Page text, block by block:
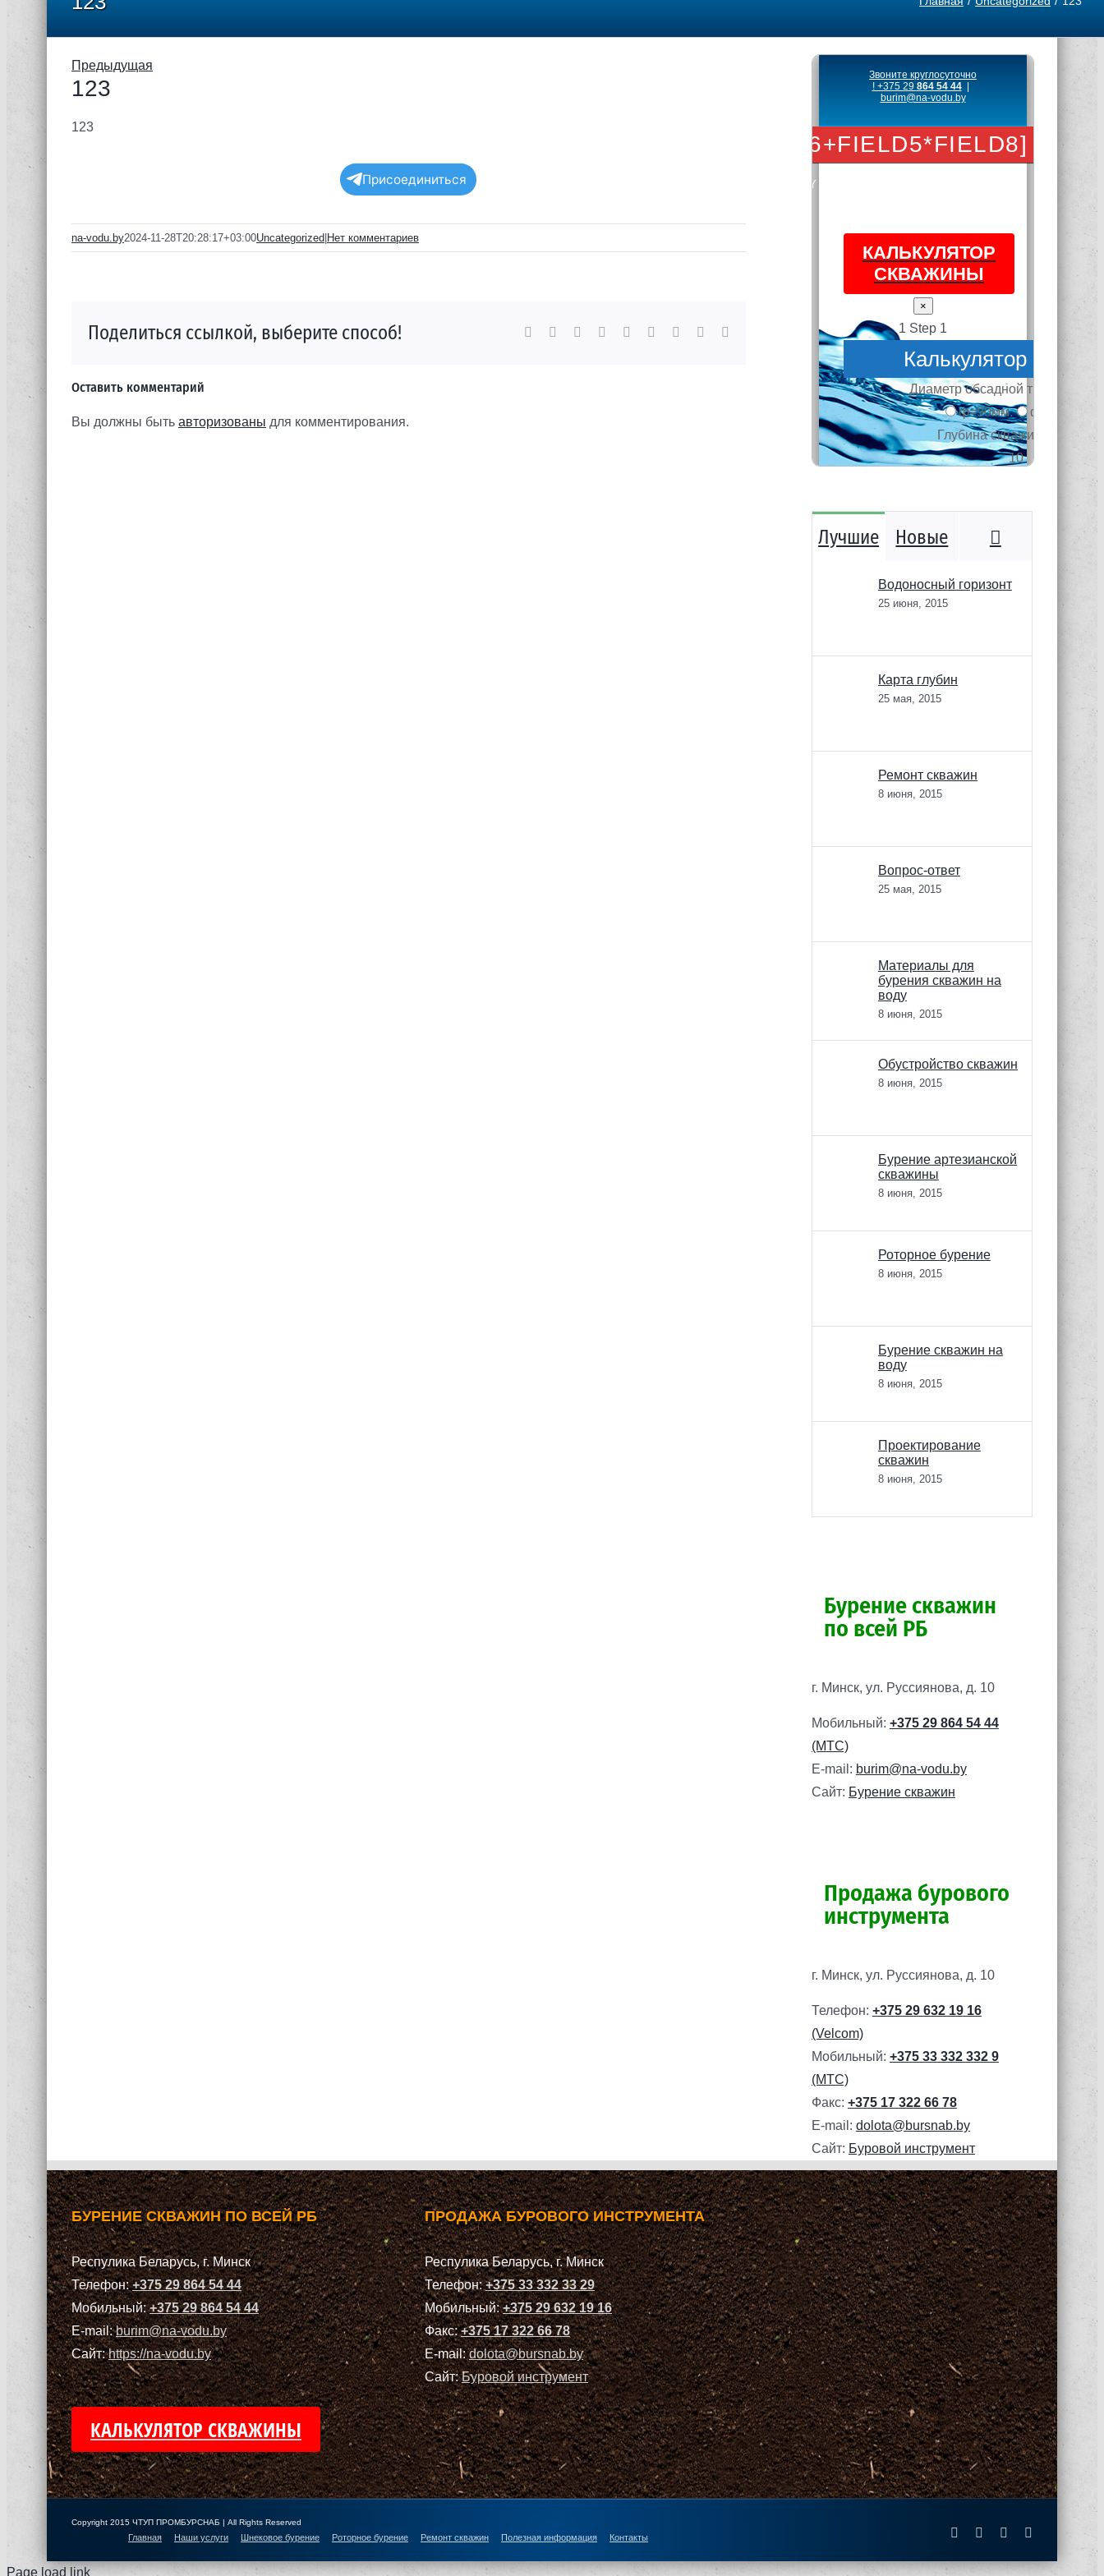
Предыдущая
123
123
Присоединиться
na-vodu.by2024-11-28T20:28:17+03:00Uncategorized|Нет комментариев
Поделиться ссылкой, выберите способ! Facebook Reddit LinkedInWhatsApp
TumblrPinterest
Оставить комментарий
Вы должны быть авторизованы для комментирования.
Лучшие Новые
Водоносный горизонт
25 июня, 2015
Карта глубин
25 мая, 2015
Ремонт скважин
8 июня, 2015
Вопрос-ответ
25 мая, 2015
Материалы для
бурения скважин на
воду
8 июня, 2015
Обустройство скважин
8 июня, 2015
Бурение артезианской
скважины
8 июня, 2015
Роторное бурение
8 июня, 2015
Бурение скважин на
воду
8 июня, 2015
Проектирование
скважин
8 июня, 2015
Бурение скважин
по всей РБ
г. Минск, ул. Руссиянова, д. 10
Мобильный: +375 29 864 54 44
(МТС)
E-mail: burim@na-vodu.by
Сайт: Бурение скважин
Продажа бурового
инструмента
г. Минск, ул. Руссиянова, д. 10
Телефон: +375 29 632 19 16
(Velcom)
Мобильный: +375 33 332 332 9
(МТС)
Факс: +375 17 322 66 78
E-mail: dolota@bursnab.by
Сайт: Буровой инструмент
БУРЕНИЕ СКВАЖИН ПО ВСЕЙ РБ
Респулика Беларусь, г. Минск
Телефон:+375 29 864 54 44
Мобильный:+375 29 864 54 44
E-mail:burim@na-vodu.by
Сайт:https://na-vodu.by
КАЛЬКУЛЯТОР СКВАЖИНЫ
ПРОДАЖА БУРОВОГО ИНСТРУМЕНТА
Респулика Беларусь, г. Минск
Телефон:+375 33 332 33 29
Мобильный:+375 29 632 19 16
Факс:+375 17 322 66 78
E-mail:dolota@bursnab.by
Сайт:Буровой инструмент
Copyright 2015 ЧТУП ПРОМБУРСНАБ | All Rights Reserved
Главная Наши услуги Шнековое бурение Роторное бурение Ремонт скважин Полезная информация Контакты Facebook Instagram
Page load link